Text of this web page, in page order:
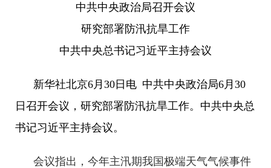
中共中央政治局召开会议
研究部署防汛抗旱工作
中共中央总书记习近平主持会议
新华社北京6月30日电 中共中央政治局6月30
日召开会议，研究部署防汛抗旱工作。中共中央总
书记习近平主持会议。
会议指出，今年主汛期我国极端天气气候事件